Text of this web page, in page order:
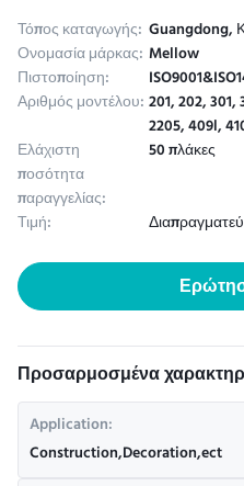
Τόπος καταγωγής: Guangdong,
Ονομασία μάρκας: Mellow
Πιστοποίηση:
Αριθμός μοντέλου:201, 202,
2205, 409l,
Ελάχιστη
ποσότητα
παραγγελίας:
50 πλάκες
Τιμή:
Προσαρμοσμένα
Application:
Construction,Decoration,ect